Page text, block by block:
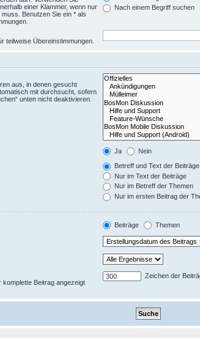
einer Klammer, wenn nur
Benutzen Sie ein * als
Nach einem Begriff suchen
teilweise Übereinstimmungen.
aus, in denen gesucht
mit durchsucht, sofern
unten nicht deaktivieren.
Ja Nein
Betreff und Text der Beiträge
Nur im Text der Beiträge
Nur im Betreff der Themen
Nur im ersten Beitrag der
Beiträge Themen
komplette Beitrag angezeigt
Zeichen der